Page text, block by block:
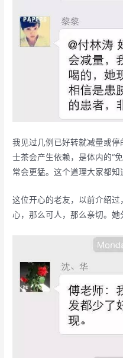
我见过几例已好转就减量或
士茶会产生依赖，是体内的“
常会更猛。这个道理大家都知
这位开心的老友，以前介绍
心，那么可人，那么亲切。她